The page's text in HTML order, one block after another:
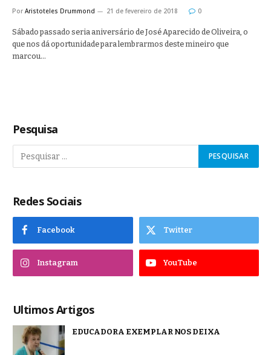
Por Aristoteles Drummond 21 de fevereiro de 2018 0
Sábado passado seria aniversário de José Aparecido de Oliveira, o
que nos dá oportunidade para lembrarmos deste mineiro que
marcou…
Pesquisa
Redes Sociais
Facebook Twitter
Instagram YouTube
Ultimos Artigos
EDUCADORA EXEMPLAR NOS DEIXA